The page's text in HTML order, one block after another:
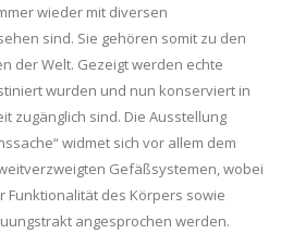
wieder mit diversen
sind. Sie gehören somit zu den
der Welt. Gezeigt werden echte
wurden und nun konserviert in
zugänglich sind. Die Ausstellung
widmet sich vor allem dem
Gefäßsystemen, wobei
Funktionalität des Körpers sowie
angesprochen werden.